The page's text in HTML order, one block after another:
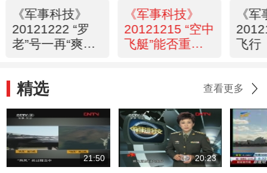
《军事科技》
20121222 “罗
老”号一再“爽
演？
《军事科技》
20121215 “空中
飞艇”能否重披
《
飞行
精选 查看更多
21:50 20:23